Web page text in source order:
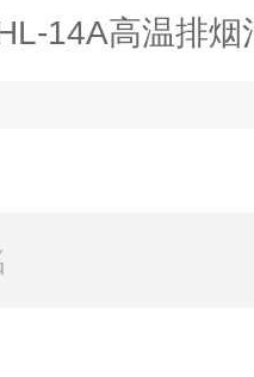
14A高温排烟